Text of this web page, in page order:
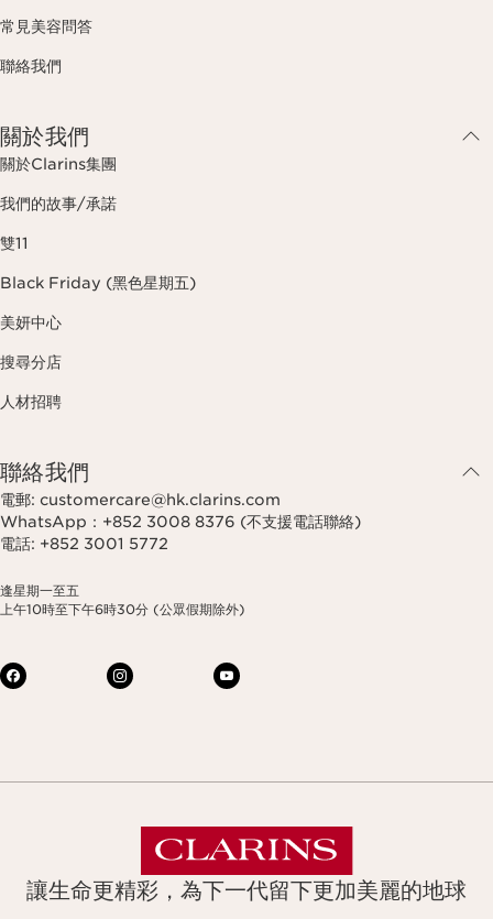
常見美容問答
聯絡我們
關於我們
關於Clarins集團
我們的故事/承諾
雙11
Black Friday (黑色星期五)
美妍中心
搜尋分店
人材招聘
聯絡我們
電郵: customercare@hk.clarins.com
WhatsApp：+852 3008 8376 (不支援電話聯絡)
電話: +852 3001 5772
逢星期一至五
上午10時至下午6時30分 (公眾假期除外)
讓生命更精彩，為下一代留下更加美麗的地球